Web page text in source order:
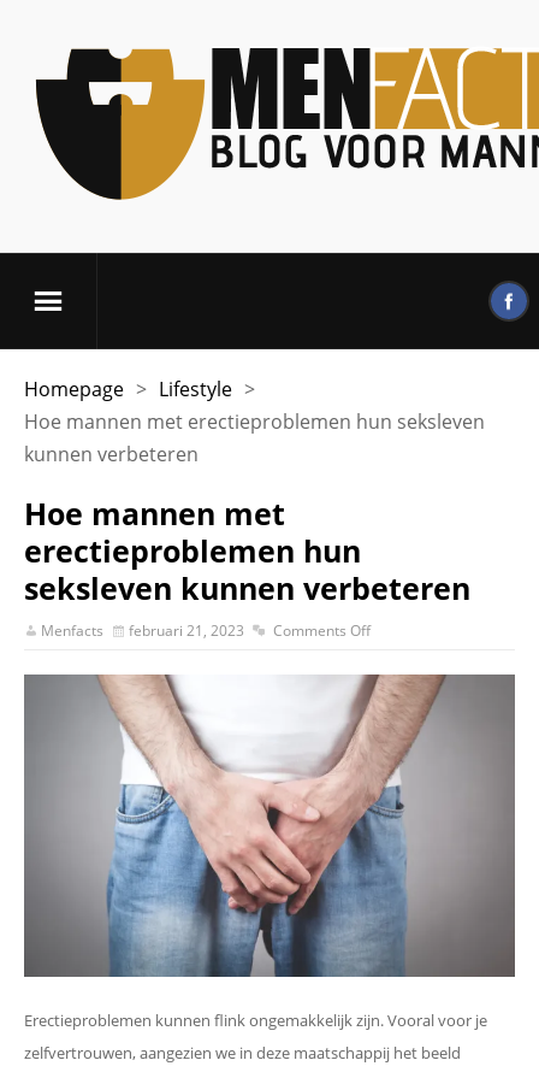
Homepage > Lifestyle >
Hoe mannen met erectieproblemen hun seksleven
kunnen verbeteren
Hoe mannen met
erectieproblemen hun
seksleven kunnen verbeteren
Menfacts februari 21, 2023 Comments Off
Erectieproblemen kunnen flink ongemakkelijk zijn. Vooral voor je
zelfvertrouwen, aangezien we in deze maatschappij het beeld